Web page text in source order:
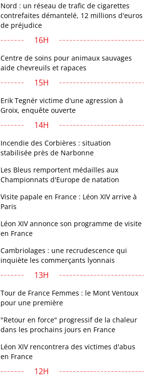
Nord : un réseau de trafic de cigarettes
contrefaites démantelé, 12 millions d'euros
de préjudice
16H
Centre de soins pour animaux sauvages
aide chevreuils et rapaces
15H
Erik Tegnér victime d'une agression à
Groix, enquête ouverte
14H
Incendie des Corbières : situation
stabilisée près de Narbonne
Les Bleus remportent médailles aux
Championnats d'Europe de natation
Visite papale en France : Léon XIV arrive à
Paris
Léon XIV annonce son programme de visite
en France
Cambriolages : une recrudescence qui
inquiète les commerçants lyonnais
13H
Tour de France Femmes : le Mont Ventoux
pour une première
"Retour en force" progressif de la chaleur
dans les prochains jours en France
Léon XIV rencontrera des victimes d'abus
en France
12H